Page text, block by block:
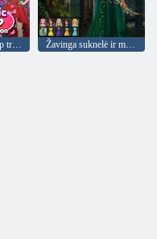
Romantiška K Pop transformacija Žavinga suknelė ir makiažas